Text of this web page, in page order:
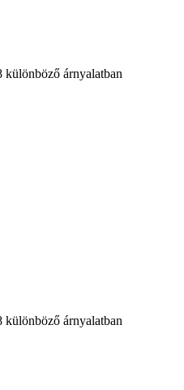
különböző árnyalatban
különböző árnyalatban